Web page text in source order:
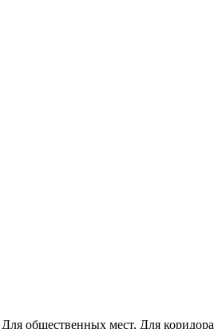
общественных мест, Для коридора